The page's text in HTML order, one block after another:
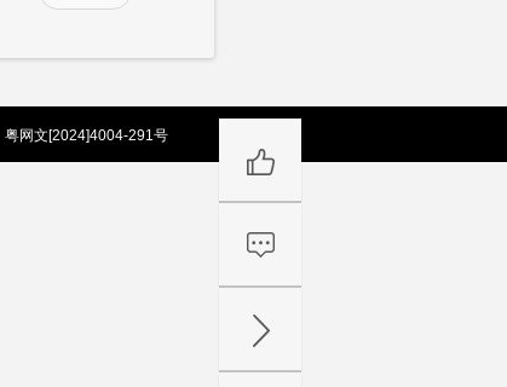
粤网文[2024]4004-291号